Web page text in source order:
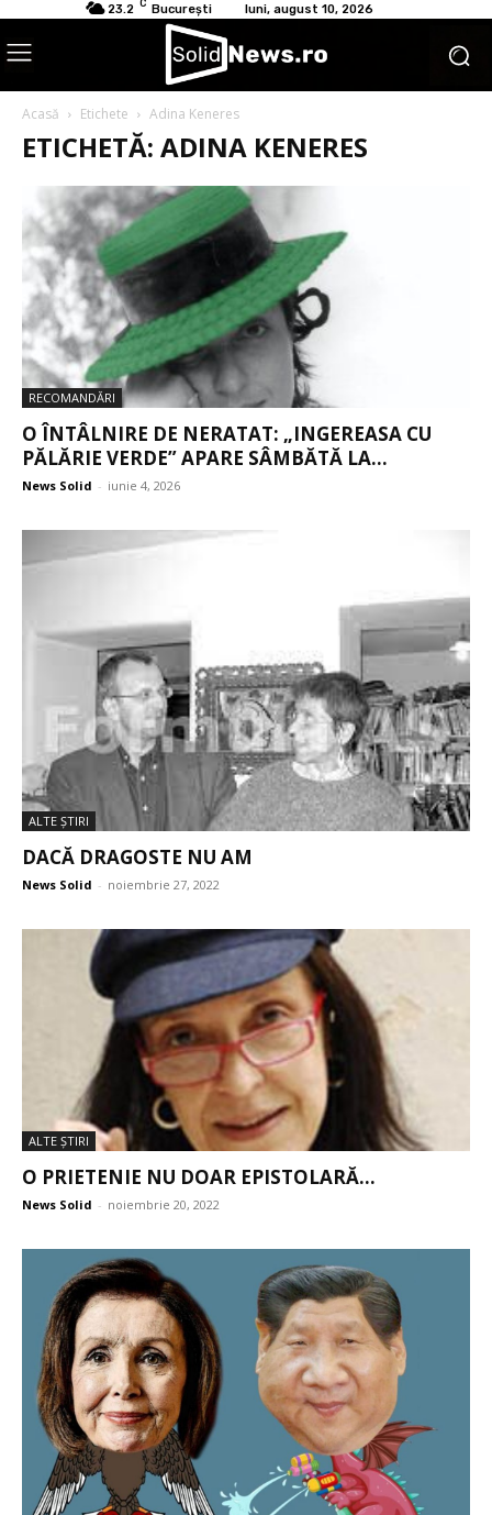
23.2 C București luni, august 10, 2026
Acasă Etichete Adina Keneres
ETICHETĂ: ADINA KENERES
RECOMANDĂRI
O ÎNTÂLNIRE DE NERATAT: „INGEREASA CU
PĂLĂRIE VERDE” APARE SÂMBĂTĂ LA...
News Solid - iunie 4, 2026
ALTE ŞTIRI
DACĂ DRAGOSTE NU AM
News Solid - noiembrie 27, 2022
ALTE ŞTIRI
O PRIETENIE NU DOAR EPISTOLARĂ…
News Solid - noiembrie 20, 2022